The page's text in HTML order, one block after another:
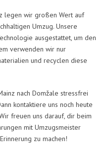
legen wir großen Wert auf
Umzug. Unsere
ausgestattet, um den
verwenden wir nur
und recyclen diese
nach Domžale stressfrei
kontaktiere uns noch heute
freuen uns darauf, dir beim
mit Umzugsmeister
zu machen!